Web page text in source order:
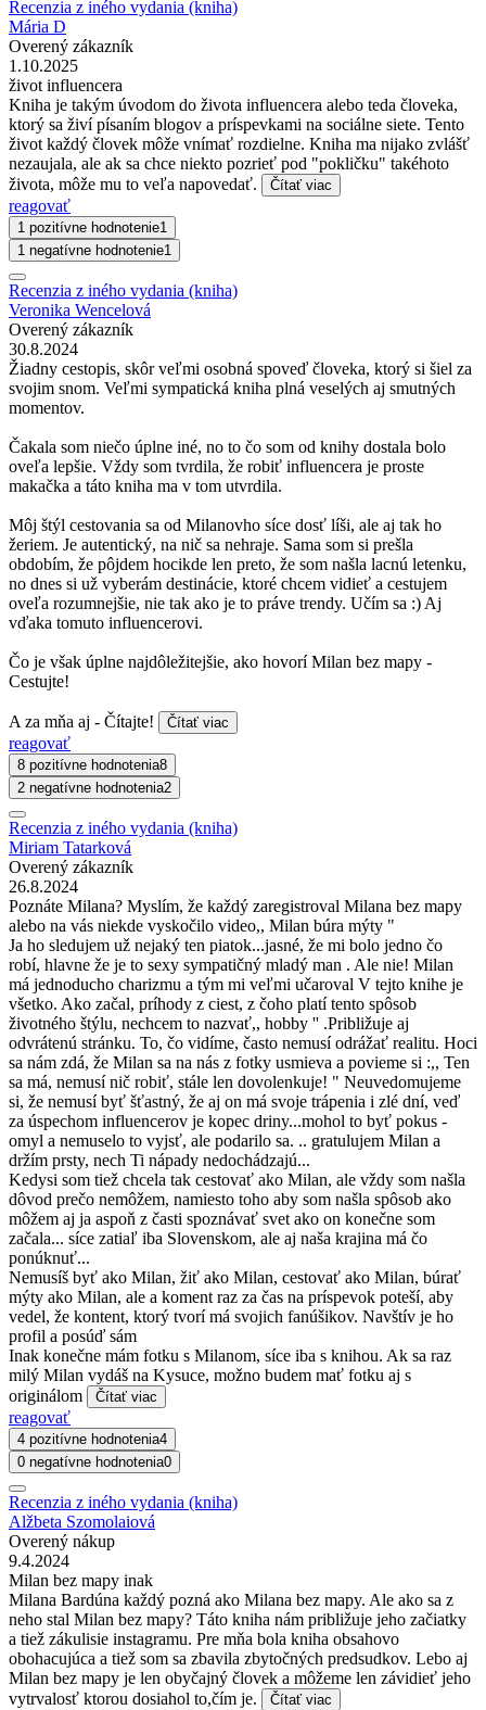
Recenzia z iného vydania (kniha)
Mária D
Overený zákazník
1.10.2025
život influencera
Kniha je takým úvodom do života influencera alebo teda človeka,
ktorý sa živí písaním blogov a príspevkami na sociálne siete. Tento
život každý človek môže vnímať rozdielne. Kniha ma nijako zvlášť
nezaujala, ale ak sa chce niekto pozrieť pod "pokličku" takéhoto
života, môže mu to veľa napovedať.
Čítať viac
reagovať
1 pozitívne hodnotenie1
1 negatívne hodnotenie1
Recenzia z iného vydania (kniha)
Veronika Wencelová
Overený zákazník
30.8.2024
Žiadny cestopis, skôr veľmi osobná spoveď človeka, ktorý si šiel za
svojim snom. Veľmi sympatická kniha plná veselých aj smutných
momentov.
Čakala som niečo úplne iné, no to čo som od knihy dostala bolo
oveľa lepšie. Vždy som tvrdila, že robiť influencera je proste
makačka a táto kniha ma v tom utvrdila.
Môj štýl cestovania sa od Milanovho síce dosť líši, ale aj tak ho
žeriem. Je autentický, na nič sa nehraje. Sama som si prešla
obdobím, že pôjdem hocikde len preto, že som našla lacnú letenku,
no dnes si už vyberám destinácie, ktoré chcem vidieť a cestujem
oveľa rozumnejšie, nie tak ako je to práve trendy. Učím sa :) Aj
vďaka tomuto influencerovi.
Čo je však úplne najdôležitejšie, ako hovorí Milan bez mapy -
Cestujte!
A za mňa aj - Čítajte! Čítať viac
reagovať
8 pozitívne hodnotenia8
2 negatívne hodnotenia2
Recenzia z iného vydania (kniha)
Miriam Tatarková
Overený zákazník
26.8.2024
Poznáte Milana? Myslím, že každý zaregistroval Milana bez mapy
alebo na vás niekde vyskočilo video,, Milan búra mýty "
Ja ho sledujem už nejaký ten piatok...jasné, že mi bolo jedno čo
robí, hlavne že je to sexy sympatičný mladý man . Ale nie! Milan
má jednoducho charizmu a tým mi veľmi učaroval V tejto knihe je
všetko. Ako začal, príhody z ciest, z čoho platí tento spôsob
životného štýlu, nechcem to nazvať,, hobby '' .Približuje aj
odvrátenú stránku. To, čo vidíme, často nemusí odrážať realitu. Hoci
sa nám zdá, že Milan sa na nás z fotky usmieva a povieme si :,, Ten
sa má, nemusí nič robiť, stále len dovolenkuje! " Neuvedomujeme
si, že nemusí byť šťastný, že aj on má svoje trápenia i zlé dní, veď
za úspechom influencerov je kopec driny...mohol to byť pokus -
omyl a nemuselo to vyjsť, ale podarilo sa. .. gratulujem Milan a
držím prsty, nech Ti nápady nedochádzajú...
Kedysi som tiež chcela tak cestovať ako Milan, ale vždy som našla
dôvod prečo nemôžem, namiesto toho aby som našla spôsob ako
môžem aj ja aspoň z časti spoznávať svet ako on konečne som
začala... síce zatiaľ iba Slovenskom, ale aj naša krajina má čo
ponúknuť...
Nemusíš byť ako Milan, žiť ako Milan, cestovať ako Milan, búrať
mýty ako Milan, ale a koment raz za čas na príspevok poteší, aby
vedel, že kontent, ktorý tvorí má svojich fanúšikov. Navštív je ho
profil a posúď sám
Inak konečne mám fotku s Milanom, síce iba s knihou. Ak sa raz
milý Milan vydáš na Kysuce, možno budem mať fotku aj s
originálom
Čítať viac
reagovať
4 pozitívne hodnotenia4
0 negatívne hodnotenia0
Recenzia z iného vydania (kniha)
Alžbeta Szomolaiová
Overený nákup
9.4.2024
Milan bez mapy inak
Milana Bardúna každý pozná ako Milana bez mapy. Ale ako sa z
neho stal Milan bez mapy? Táto kniha nám približuje jeho začiatky
a tiež zákulisie instagramu. Pre mňa bola kniha obsahovo
obohacujúca a tiež som sa zbavila zbytočných predsudkov. Lebo aj
Milan bez mapy je len obyčajný človek a môžeme len závidieť jeho
vytrvalosť ktorou dosiahol to,čím je.
Čítať viac